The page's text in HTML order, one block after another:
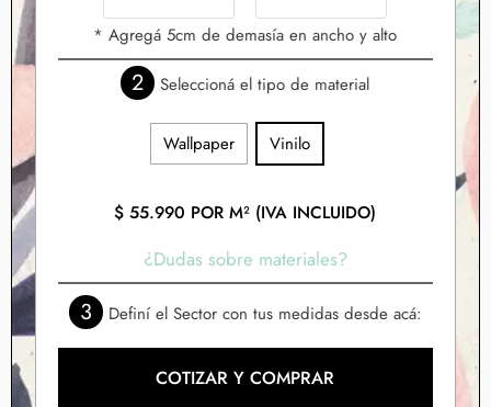
* Agregá 5cm de demasía en ancho y alto
2 Seleccioná el tipo de material
Wallpaper Vinilo
$ 55.990 POR M² (IVA INCLUIDO)
¿Dudas sobre materiales?
3 Definí el Sector con tus medidas desde acá:
COTIZAR Y COMPRAR